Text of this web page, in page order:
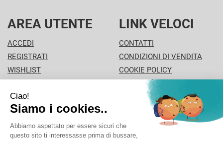
AREA UTENTE
ACCEDI
REGISTRATI
WISHLIST
NEWSLETTER
LINK VELOCI
CONTATTI
CONDIZIONI DI VENDITA
COOKIE POLICY
MODALITÀ DI PAGAMENTO
INFORMATIVA PRIVACY
PISA PHARMA - P.Iva: 02013280504 - Sede legale: VIA